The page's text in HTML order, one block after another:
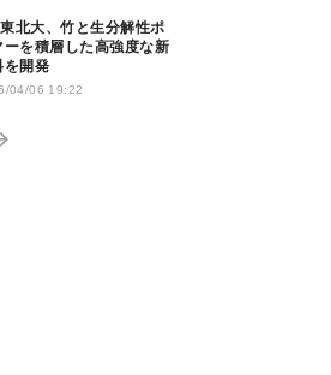
東北大、竹と生分解性ポ
ーを積層した高強度な新
を開発
04/06 19:22